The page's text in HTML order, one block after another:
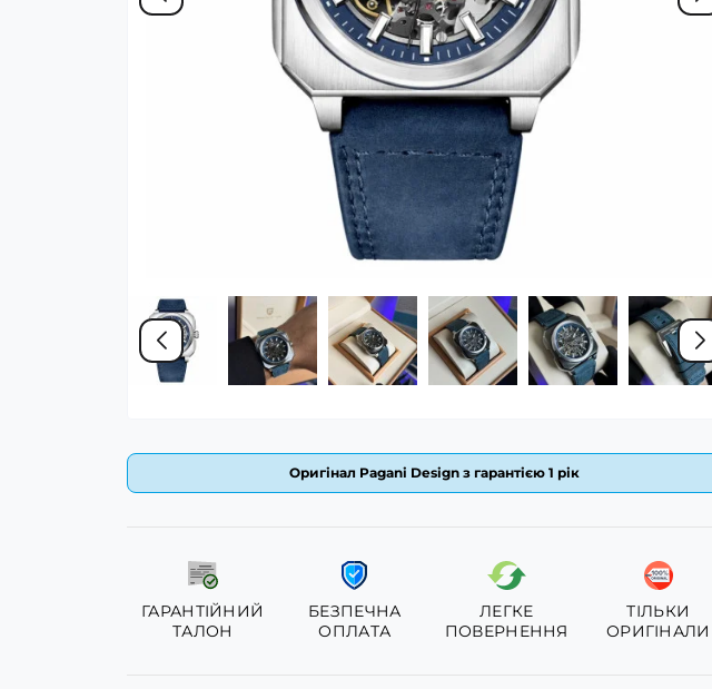
Оригінал Pagani Design з гарантією 1 рік
ГАРАНТІЙНИЙ
ТАЛОН
БЕЗПЕЧНА
ОПЛАТА
ЛЕГКЕ
ПОВЕРНЕННЯ
ТІЛЬКИ
ОРИГІНАЛИ